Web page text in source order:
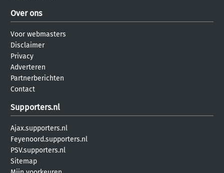
Over ons
Voor webmasters
Disclaimer
Privacy
Adverteren
Partnerberichten
Contact
Supporters.nl
Ajax.supporters.nl
Feyenoord.supporters.nl
PSV.supporters.nl
Sitemap